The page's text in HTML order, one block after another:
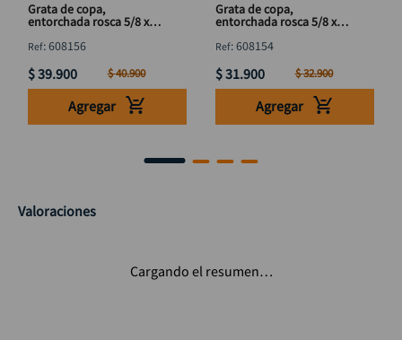
Grata de copa,
entorchada rosca 5/8 x
:608156
$39.900 $40.900
Agregar
Grata de copa,
entorchada rosca 5/8 x
:608154
$31.900 $32.900
Agregar
Valoraciones
Cargando el resumen…